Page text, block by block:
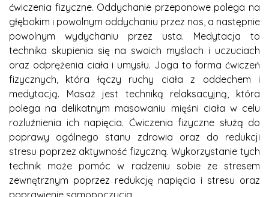
ćwiczenia fizyczne. Oddychanie przeponowe polega na
głębokim i powolnym oddychaniu przez nos, a następnie
powolnym wydychaniu przez usta. Medytacja to
technika skupienia się na swoich myślach i uczuciach
oraz odprężenia ciała i umysłu. Joga to forma ćwiczeń
fizycznych, która łączy ruchy ciała z oddechem i
medytacją. Masaż jest techniką relaksacyjną, która
polega na delikatnym masowaniu mięśni ciała w celu
rozluźnienia ich napięcia. Ćwiczenia fizyczne służą do
poprawy ogólnego stanu zdrowia oraz do redukcji
stresu poprzez aktywność fizyczną. Wykorzystanie tych
technik może pomóc w radzeniu sobie ze stresem
zewnętrznym poprzez redukcję napięcia i stresu oraz
poprawienie samopoczucia.